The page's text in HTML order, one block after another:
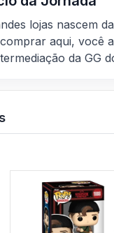
lojas nascem
aqui, você
da GG